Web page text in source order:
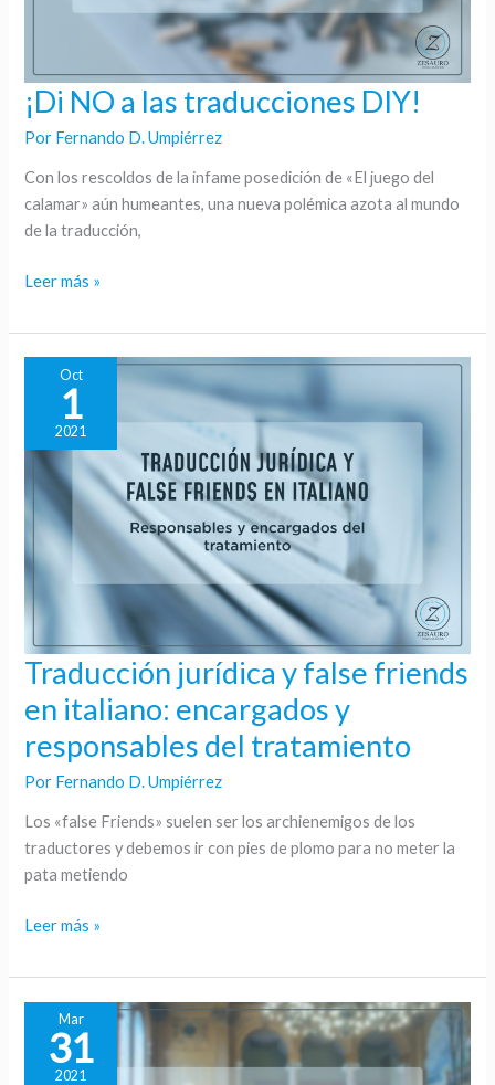
¡Di NO a las traducciones DIY!
Por Fernando D. Umpiérrez
Con los rescoldos de la infame posedición de «El juego del
calamar» aún humeantes, una nueva polémica azota al mundo
de la traducción,
¡Di
NO
a
las
traducciones
DIY!
Leer más »
Oct
1
2021
Traducción jurídica y false friends
en italiano: encargados y
responsables del tratamiento
Por Fernando D. Umpiérrez
Los «false Friends» suelen ser los archienemigos de los
traductores y debemos ir con pies de plomo para no meter la
pata metiendo
Traducción
y
false
friends
italiano:
encargados
y
del
Leer más »
Mar
31
2021